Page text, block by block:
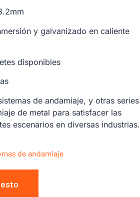
y galvanizado en caliente
disponibles
de andamiaje, y otras series
de metal para satisfacer las
escenarios en diversas industrias.
de andamiaje